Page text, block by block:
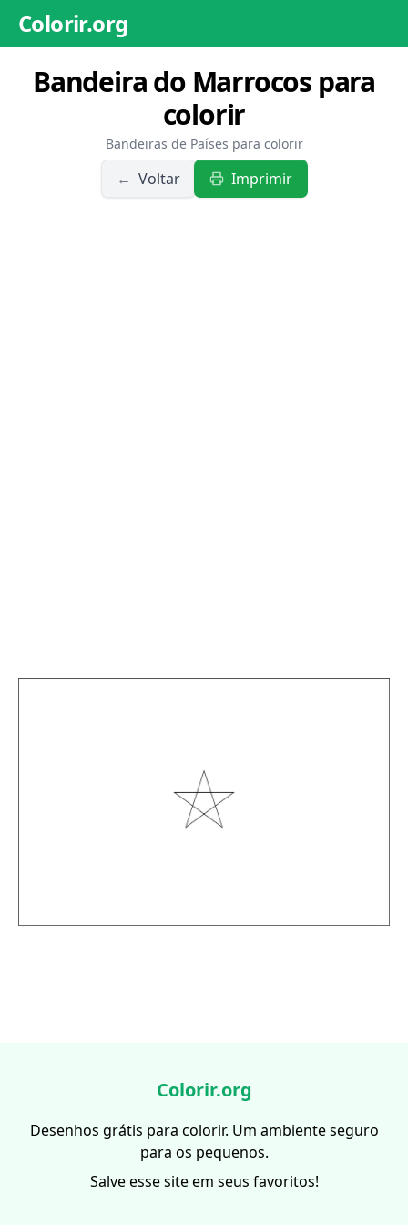
Colorir.org
Bandeira do Marrocos para
colorir
Bandeiras de Países para colorir
← Voltar Imprimir
Colorir.org
Desenhos grátis para colorir. Um ambiente seguro
para os pequenos.
Salve esse site em seus favoritos!